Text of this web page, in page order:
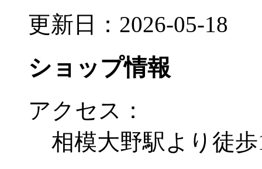
更新日：2026-05-18
ショップ情報
アクセス：
相模大野駅より徒歩